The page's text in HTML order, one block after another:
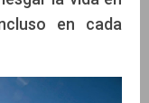
en cada